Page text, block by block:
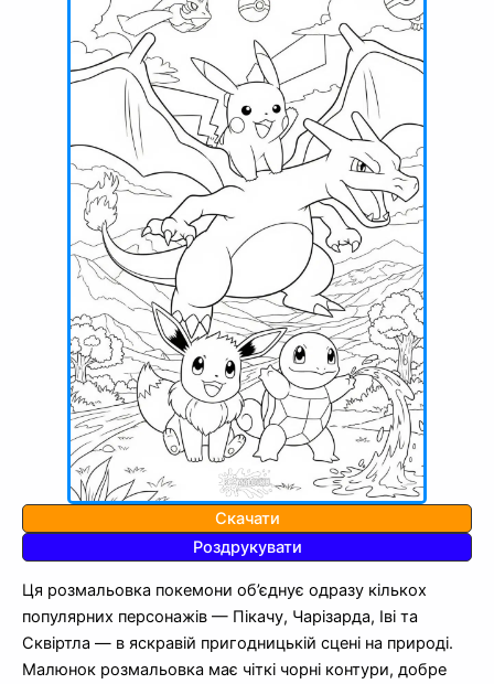
Скачати
Роздрукувати
Ця розмальовка покемони об’єднує одразу кількох
популярних персонажів — Пікачу, Чарізарда, Іві та
Сквіртла — в яскравій пригодницькій сцені на природі.
Малюнок розмальовка має чіткі чорні контури, добре